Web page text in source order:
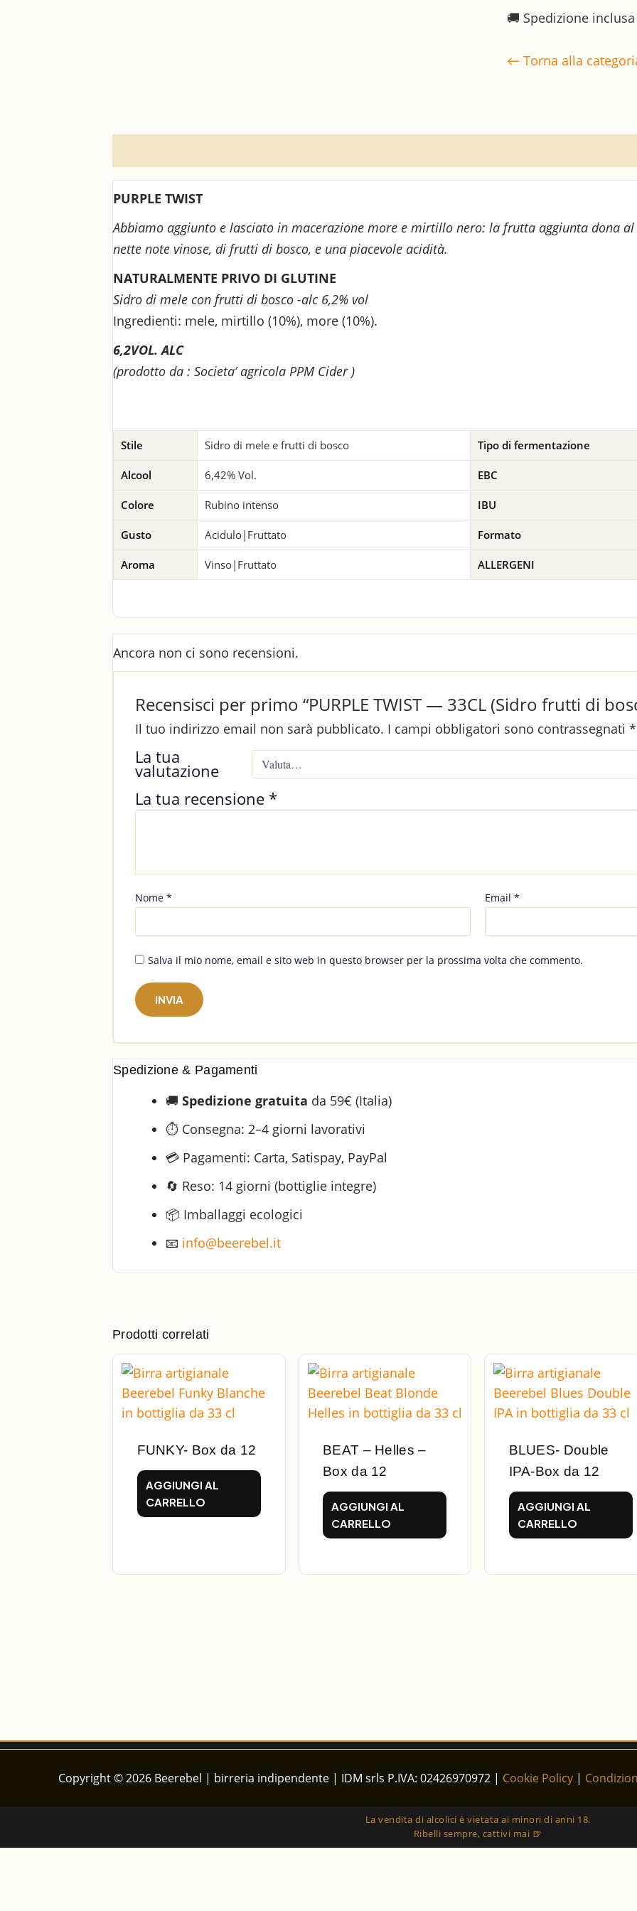
33CL
(Sidro
di
🚚 Spedizione
← Torna alla
PURPLE TWIST
Abbiamo aggiunto e lasciato in macerazione more e mirtillo nero: la frutta aggiunta dona
nette note vinose, di frutti di bosco, e una piacevole acidità.
NATURALMENTE PRIVO DI GLUTINE
Sidro di mele con frutti di bosco -alc 6,2% vol
Ingredienti: mele, mirtillo (10%), more (10%).
6,2VOL. ALC
(prodotto da : Societa’ agricola PPM Cider )
Stile Sidro di mele e frutti di bosco Tipo di fermentazione
Alcool 6,42% Vol. EBC
Colore Rubino intenso IBU
Gusto Acidulo|Fruttato Formato
Aroma Vinso|Fruttato ALLERGENI
Ancora non ci sono recensioni.
Recensisci per primo “PURPLE TWIST — 33CL (Sidro frutti di
Il tuo indirizzo email non sarà pubblicato. I campi obbligatori sono contrassegnati*
La tua
valutazione
La tua recensione *
Nome* Email *
Salva il mio nome, email e sito web in questo browser per la prossima volta che commento.
Spedizione & Pagamenti
🚚 Spedizione gratuita da 59€ (Italia)
⏱️ Consegna: 2–4 giorni lavorativi
💳 Pagamenti: Carta, Satispay, PayPal
🔄 Reso: 14 giorni (bottiglie integre)
📦 Imballaggi ecologici
📧 info@beerebel.it
Prodotti correlati
FUNKY- Box da 12
AGGIUNGI AL
CARRELLO
BEAT – Helles –
Box da 12
AGGIUNGI AL
CARRELLO
BLUES- Double
IPA-Box da 12
AGGIUNGI AL
CARRELLO
Copyright © 2026 Beerebel | birreria indipendente | IDM srls P.IVA: 02426970972 | Cookie Policy|